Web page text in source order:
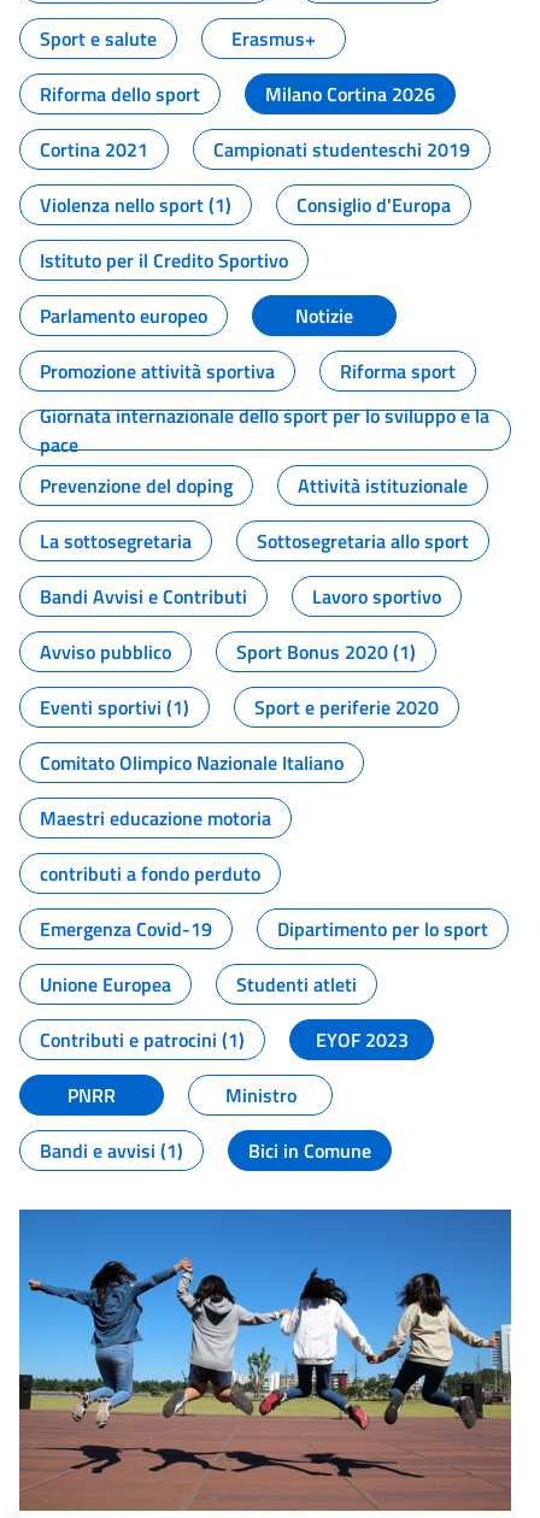
Sport e salute
Erasmus+
Riforma dello sport
Milano Cortina 2026
Cortina 2021
Campionati studenteschi 2019
Violenza nello sport (1)
Consiglio d'Europa
Istituto per il Credito Sportivo
Parlamento europeo
Notizie
Promozione attività sportiva
Riforma sport
Giornata internazionale dello sport per lo sviluppo e la
pace
Prevenzione del doping
Attività istituzionale
La sottosegretaria
Sottosegretaria allo sport
Bandi Avvisi e Contributi
Lavoro sportivo
Avviso pubblico
Sport Bonus 2020 (1)
Eventi sportivi (1)
Sport e periferie 2020
Comitato Olimpico Nazionale Italiano
Maestri educazione motoria
contributi a fondo perduto
Emergenza Covid-19
Dipartimento per lo sport
Unione Europea
Studenti atleti
Contributi e patrocini (1)
EYOF 2023
PNRR
Ministro
Bandi e avvisi (1)
Bici in Comune